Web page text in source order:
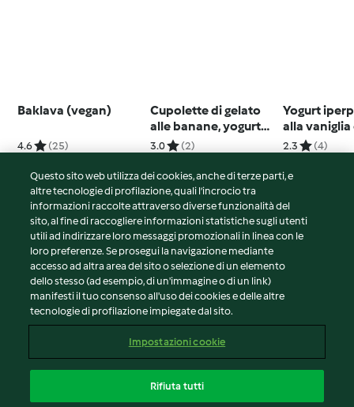
Baklava (vegan)
4.6 (25)
Cupolette di gelato
alle banane, yogurt
greco e burro di
arachidi
3.0 (2)
Yogurt
alla vaniglia
di chia
2.3 (4)
© Copyright 2026
Termini del servizio
Informativa sulla privacy
Avvertenze generali
Note legali
Contenuto del rapporto
Dichiarazione di accessibilità
Questo sito web utilizza dei cookies, anche di terze parti, e
altre tecnologie di profilazione, quali l’incrocio tra
informazioni raccolte attraverso diverse funzionalità del
sito, al fine di raccogliere informazioni statistiche sugli utenti
utili ad indirizzare loro messaggi promozionali in linea con le
loro preferenze. Se prosegui la navigazione mediante
accesso ad altra area del sito o selezione di un elemento
dello stesso (ad esempio, di un'immagine o di un link)
manifesti il tuo consenso all'uso dei cookies e delle altre
tecnologie di profilazione impiegate dal sito.
Impostazioni cookie
Rifiuta tutti